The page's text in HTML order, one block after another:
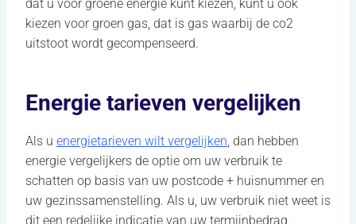
dat u voor groene energie kunt kiezen, kunt u ook
kiezen voor groen gas, dat is gas waarbij de co2
uitstoot wordt gecompenseerd.
Energie tarieven vergelijken
Als u energietarieven wilt vergelijken, dan hebben
energie vergelijkers de optie om uw verbruik te
schatten op basis van uw postcode + huisnummer en
uw gezinssamenstelling. Als u, uw verbruik niet weet is
dit een redelijke indicatie van uw termijnbedrag.